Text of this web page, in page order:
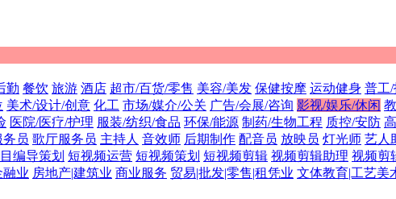
勤 餐饮 旅游 酒店 超市/百货/零售 美容/美发 保健按摩 运动健身 普工/
美术/设计/创意 化工 市场/媒介/公关 广告/会展/咨询 影视/娱乐/休闲
医院/医疗/护理 服装/纺织/食品 环保/能源 制药/生物工程 质控/安防
务员 歌厅服务员 主持人 音效师 后期制作 配音员 放映员 灯光师 艺人
编导策划 短视频运营 短视频策划 短视频剪辑 视频剪辑助理 视频剪
融业 房地产|建筑业 商业服务 贸易|批发|零售|租凭业 文体教育|工艺美